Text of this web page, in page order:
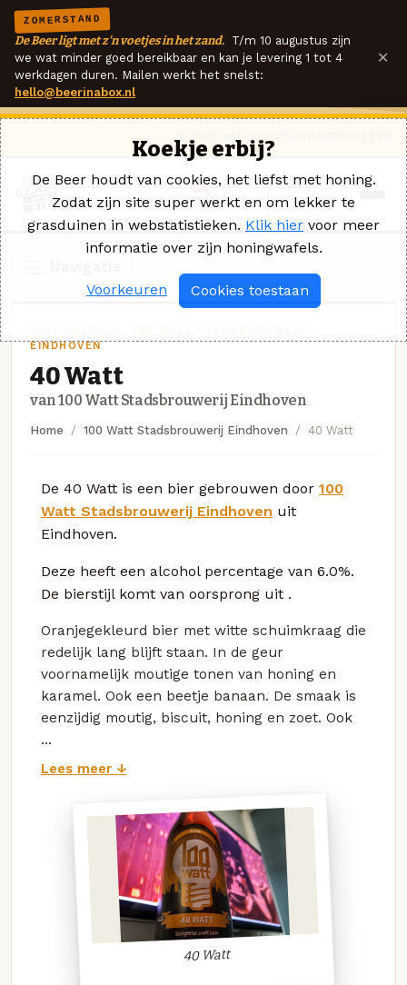
ZOMERSTAND
De Beer ligt met z'n voetjes in het zand. T/m 10 augustus zijn
we wat minder goed bereikbaar en kan je levering 1 tot 4
werkdagen duren. Mailen werkt het snelst:
hello@beerinabox.nl
×
EINDHOVEN
40 Watt
van 100 Watt Stadsbrouwerij Eindhoven
Home 100 Watt Stadsbrouwerij Eindhoven 40 Watt
De 40 Watt is een bier gebrouwen door 100
Watt Stadsbrouwerij Eindhoven uit
Eindhoven.
Deze heeft een alcohol percentage van 6.0%.
De bierstijl komt van oorsprong uit .
Oranjegekleurd bier met witte schuimkraag die
redelijk lang blijft staan. In de geur
voornamelijk moutige tonen van honing en
karamel. Ook een beetje banaan. De smaak is
eenzijdig moutig, biscuit, honing en zoet. Ook
...
Lees meer ↓
40 Watt
Koekje erbij?
De Beer houdt van cookies, het liefst met honing.
Zodat zijn site super werkt en om lekker te
grasduinen in webstatistieken. Klik hier voor meer
informatie over zijn honingwafels.
Voorkeuren Cookies toestaan